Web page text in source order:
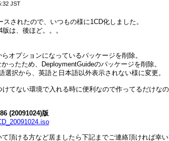
JST
されたので、いつもの様に1CD化しました。
は、後ほど。。。
らオプションになっているパッケージを削除。
かったため、DeploymentGuideのパッケージを削除。
選択から、英語と日本語以外表示されない様に変更。
てない環境で入れる時に便利なので作ってるだけなの
(20091024)版
頂ける方など居ましたら下記までご連絡頂ければ幸い